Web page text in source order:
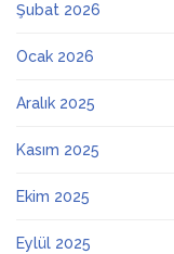
Şubat 2026
Ocak 2026
Aralık 2025
Kasım 2025
Ekim 2025
Eylül 2025